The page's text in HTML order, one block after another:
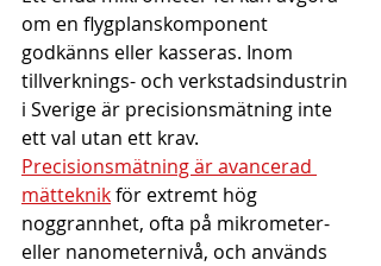
om en flygplanskomponent
godkänns eller kasseras. Inom
tillverknings- och verkstadsindustrin
i Sverige är precisionsmätning inte
ett val utan ett krav.
Precisionsmätning är avancerad
mätteknik för extremt hög
noggrannhet, ofta på mikrometer-
eller nanometernivå, och används